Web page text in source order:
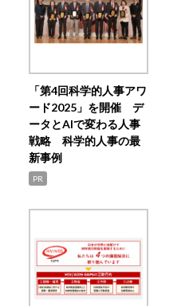
「第4回科学的人事アワ
ード2025」を開催 デ
ータとAIで変わる人事
戦略 科学的人事の最
新事例
PR